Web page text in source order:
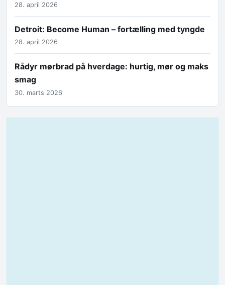
28. april 2026
Detroit: Become Human – fortælling med tyngde
28. april 2026
Rådyr mørbrad på hverdage: hurtig, mør og maks
smag
30. marts 2026